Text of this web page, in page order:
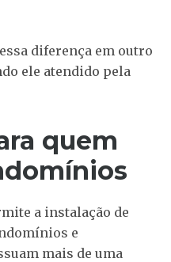
diferença em outro
ele atendido pela
quem
a instalação de
e
mais de uma